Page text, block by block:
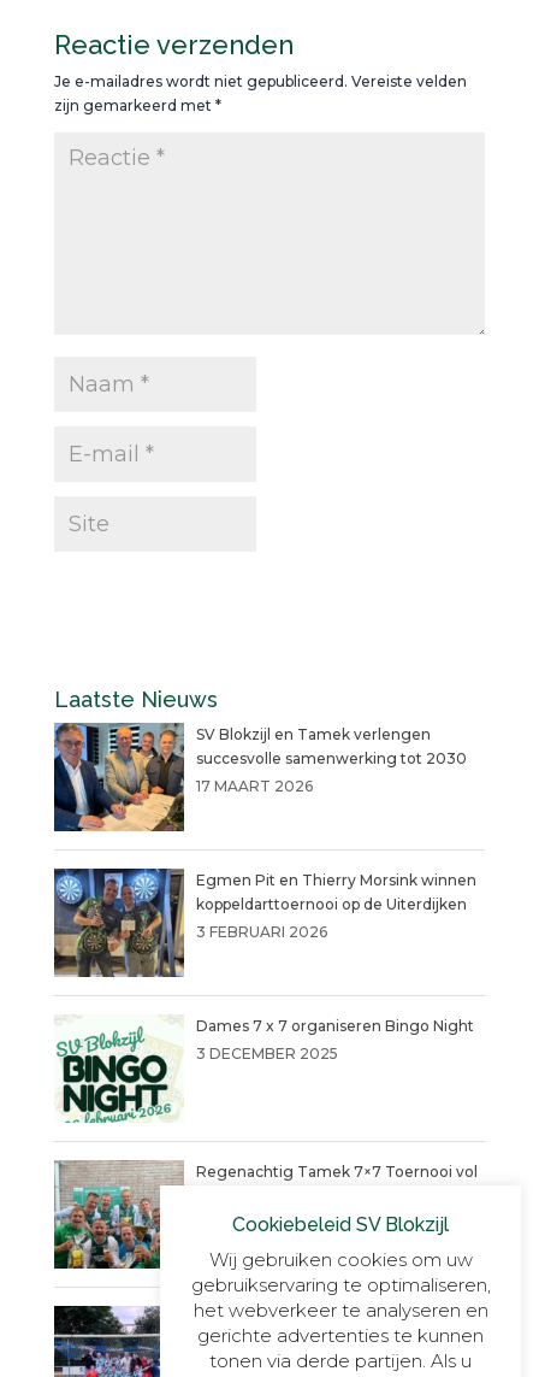
Reactie verzenden
Je e-mailadres wordt niet gepubliceerd. Vereiste velden
zijn gemarkeerd met *
Laatste Nieuws
SV Blokzijl en Tamek verlengen
succesvolle samenwerking tot 2030
17 MAART 2026
Egmen Pit en Thierry Morsink winnen
koppeldarttoernooi op de Uiterdijken
3 FEBRUARI 2026
Dames 7 x 7 organiseren Bingo Night
3 DECEMBER 2025
Regenachtig Tamek 7×7 Toernooi vol
9 JUNI 2025
Blokzijl VR30+1, onverslaanbaar,
onnavolgbaar en ongekend kampioen.
23 MEI 2025
Cookiebeleid SV Blokzijl
Wij gebruiken cookies om uw
gebruikservaring te optimaliseren,
het webverkeer te analyseren en
gerichte advertenties te kunnen
tonen via derde partijen. Als u